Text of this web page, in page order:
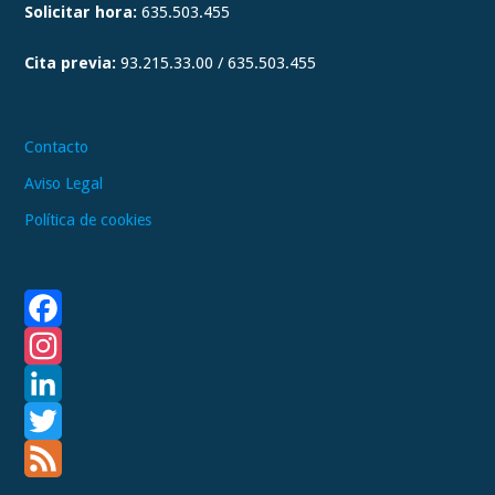
r
m
Solicitar hora: 635.503.455
Cita previa: 93.215.33.00 / 635.503.455
Contacto
Aviso Legal
Política de cookies
F
a
c
e
n
s
L
T